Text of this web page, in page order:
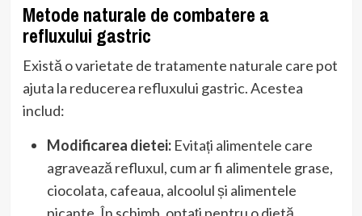
Metode naturale de combatere a
refluxului gastric
Există o varietate de tratamente naturale care pot
ajuta la reducerea refluxului gastric. Acestea
includ:
Modificarea dietei:Evitați alimentele care
agravează refluxul, cum ar fi alimentele grase,
ciocolata, cafeaua, alcoolul și alimentele